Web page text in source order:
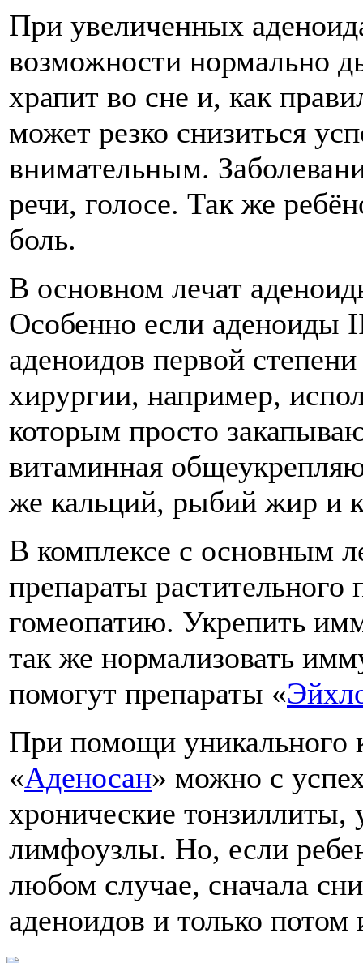
При увеличенных
возможности нормально
храпит во сне и, как
может резко снизиться
внимательным.
речи, голосе. Так же
боль.
В основном лечат
Особенно если аденоиды
аденоидов первой
хирургии, например,
которым просто
витаминная
же кальций, рыбий жир и
В комплексе с основным
препараты
гомеопатию. Укрепить
так же нормализовать
помогут препараты «
При помощи уникального
«Аденосан» можно с
хронические тонзиллиты,
лимфоузлы. Но, если
любом случае, сначала
аденоидов и только потом